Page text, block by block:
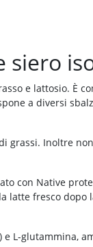
siero
e lattosio. È
a diversi
grassi. Inoltre
con Native
latte fresco
e L-